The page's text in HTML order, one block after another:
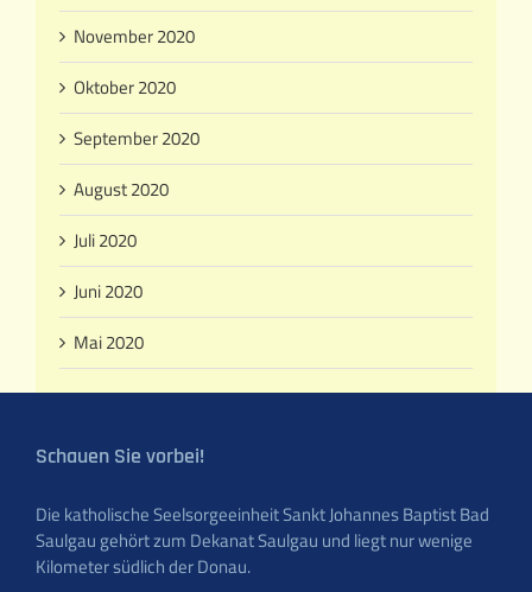
November 2020
Oktober 2020
September 2020
August 2020
Juli 2020
Juni 2020
Mai 2020
Schauen Sie vorbei!
Die katholische Seelsorgeeinheit Sankt Johannes Baptist Bad
Saulgau gehört zum Dekanat Saulgau und liegt nur wenige
Kilometer südlich der Donau.